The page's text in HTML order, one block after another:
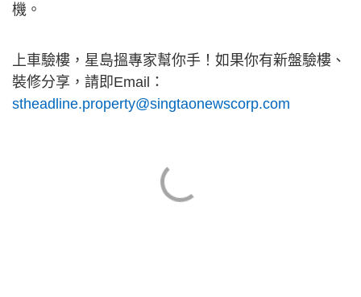
機。
上車驗樓，星島搵專家幫你手！如果你有新盤驗樓、
裝修分享，請即Email：
stheadline.property@singtaonewscorp.com